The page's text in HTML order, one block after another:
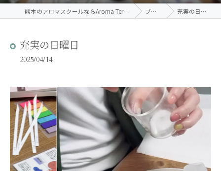
熊本のアロマスクールならAroma Terrace ブログ 充実の日曜日
充実の日曜日
2025/04/14